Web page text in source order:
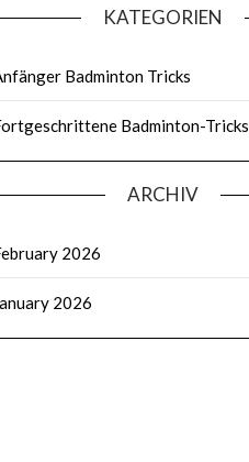
KATEGORIEN
Badminton Tricks
Badminton-Tricks
ARCHIV
2026
2026